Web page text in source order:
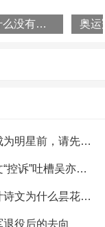
育，这很好理
觉得原因之一
开始下降，精
大小小的伤，
运动员为了梦
下一身伤病，
叶诗文为什么没有参加东京奥运会 叶诗文为什么昙花一现
人民日报、中新网评吴亦凡被刑拘 成为明星前，请先成为合格的人
吴签是什么意思什么梗 都美竹发长文“控诉”吐槽吴亦凡不行
叶诗文为什么没有参加东京奥运会 叶诗文为什么昙花一现
役后的去向